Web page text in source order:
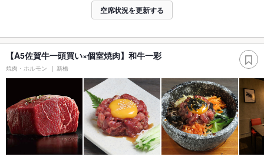
空席状況を更新する
【A5佐賀牛一頭買い×個室焼肉】和牛一彩
焼肉・ホルモン 新橋